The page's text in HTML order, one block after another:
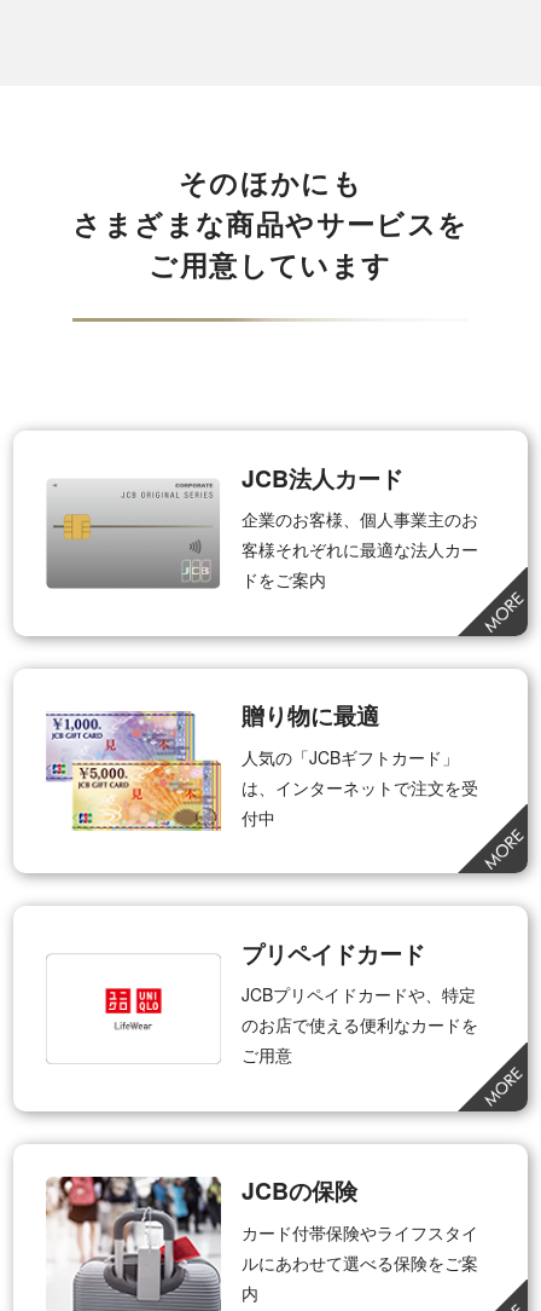
そのほかにも
さまざまな商品やサービスを
ご用意しています
JCB法人カード
企業のお客様、個人事業主のお
客様それぞれに最適な法人カー
ドをご案内
贈り物に最適
人気の「JCBギフトカード」
は、インターネットで注文を受
付中
プリペイドカード
JCBプリペイドカードや、特定
のお店で使える便利なカードを
ご用意
JCBの保険
カード付帯保険やライフスタイ
ルにあわせて選べる保険をご案
内